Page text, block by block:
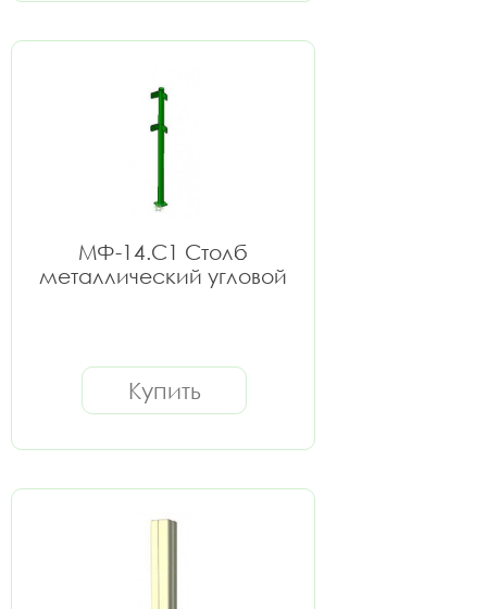
МФ-14.С1 Столб
металлический угловой
Купить